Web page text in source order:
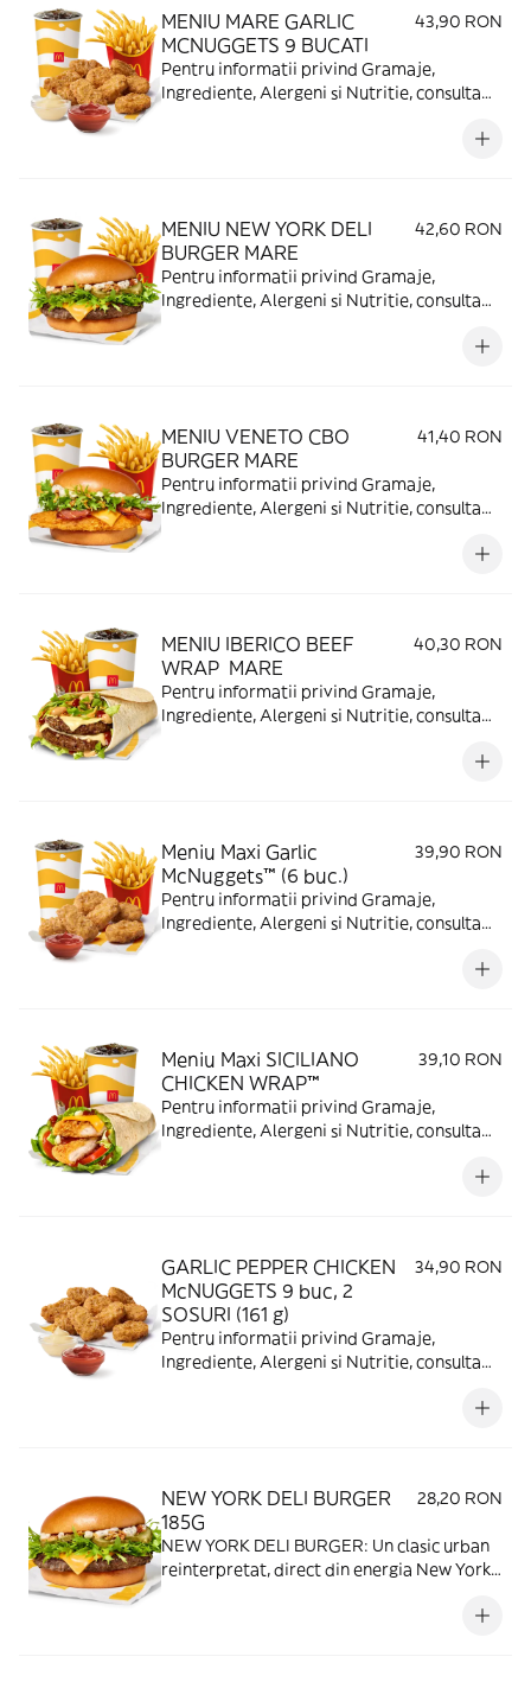
MENIU MARE GARLIC
MCNUGGETS 9 BUCATI
43,90 RON
Pentru informatii privind Gramaje,
Ingrediente, Alergeni si Nutritie, consulta
MENIU NEW YORK DELI
BURGER MARE
42,60 RON
Pentru informatii privind Gramaje,
Ingrediente, Alergeni si Nutritie, consulta
MENIU VENETO CBO
BURGER MARE
41,40 RON
Pentru informatii privind Gramaje,
Ingrediente, Alergeni si Nutritie, consulta
MENIU IBERICO BEEF
WRAP MARE
40,30 RON
Pentru informatii privind Gramaje,
Ingrediente, Alergeni si Nutritie, consulta
Meniu Maxi Garlic
McNuggets™ (6 buc.)
39,90 RON
Pentru informatii privind Gramaje,
Ingrediente, Alergeni si Nutritie, consulta
Meniu Maxi SICILIANO
CHICKEN WRAP™
39,10 RON
Pentru informatii privind Gramaje,
Ingrediente, Alergeni si Nutritie, consulta
GARLIC PEPPER CHICKEN
McNUGGETS 9 buc, 2
SOSURI (161 g)
34,90 RON
Pentru informatii privind Gramaje,
Ingrediente, Alergeni si Nutritie, consulta
NEW YORK DELI BURGER
185G
28,20 RON
NEW YORK DELI BURGER: Un clasic urban
reinterpretat, direct din energia New York-
vita suculent, completat de Cheddar topit